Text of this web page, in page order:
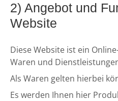
2) Angebot und
Website
Diese Website ist ein
Waren und
Als Waren gelten hierbei
Es werden Ihnen hier